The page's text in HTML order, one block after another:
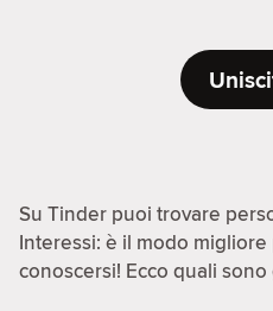
Su Tinder puoi trovare
Interessi: è il modo
conoscersi! Ecco quali